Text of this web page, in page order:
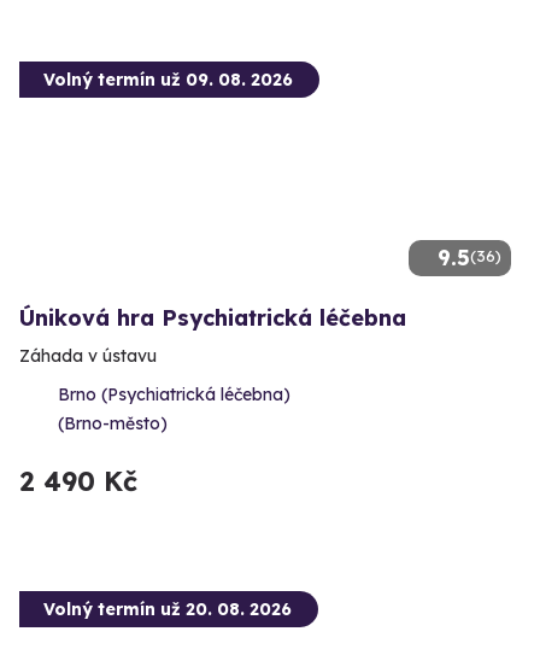
9.5(36)
Volný termín už 09. 08. 2026
Úniková hra Psychiatrická léčebna
Záhada v ústavu
Brno (Psychiatrická léčebna)
(Brno-město)
2 490 Kč
Volný termín už 20. 08. 2026